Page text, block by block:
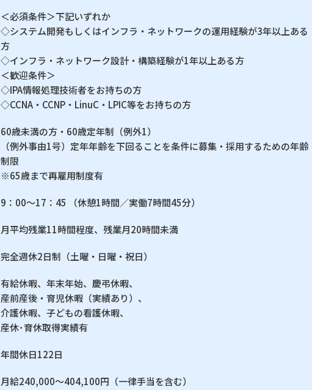
＜必須条件＞下記いずれか
◇システム開発もしくはインフラ・ネットワークの運用経験が3年以上ある
方
◇インフラ・ネットワーク設計・構築経験が1年以上ある方
＜歓迎条件＞
◇IPA情報処理技術者をお持ちの方
◇CCNA・CCNP・LinuC・LPIC等をお持ちの方
60歳未満の方・60歳定年制（例外1）
（例外事由1号）定年年齢を下回ることを条件に募集・採用するための年齢
制限
※65歳まで再雇用制度有
9：00〜17：45 （休憩1時間／実働7時間45分）
月平均残業11時間程度、残業月20時間未満
完全週休2日制（土曜・日曜・祝日）
有給休暇、年末年始、慶弔休暇、
産前産後・育児休暇（実績あり）、
介護休暇、子どもの看護休暇、
産休･育休取得実績有
年間休日122日
月給240,000〜404,100円（一律手当を含む）